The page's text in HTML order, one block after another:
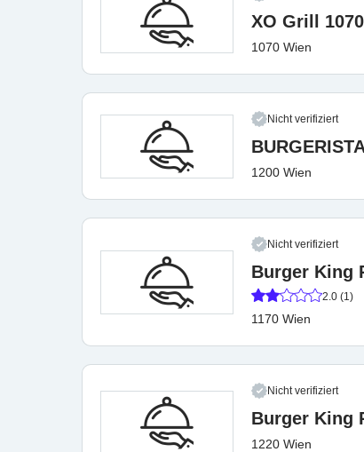
XO Grill 1070
1070 Wien
Nicht verifiziert
1200 Wien
Nicht verifiziert
Burger King
2.0 (1)
1170 Wien
Nicht verifiziert
Burger King
1220 Wien